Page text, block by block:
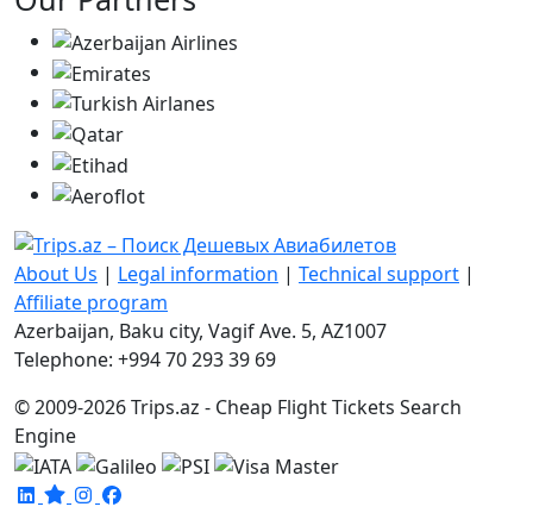
About Us | Legal information | Technical support |
Affiliate program
Azerbaijan, Baku city, Vagif Ave. 5, AZ1007
Telephone: +994 70 293 39 69
© 2009-2026 Trips.az - Cheap Flight Tickets Search
Engine